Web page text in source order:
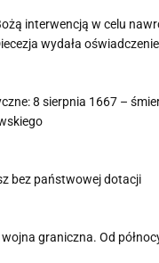
interwencją w celu
wydała oświadczenie
8 sierpnia 1667 –
bez państwowej dotacji
graniczna. Od